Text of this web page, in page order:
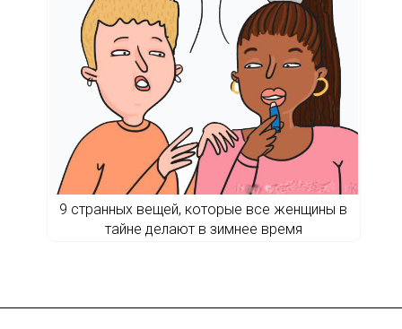
9 странных вещей, которые все женщины в
тайне делают в зимнее время